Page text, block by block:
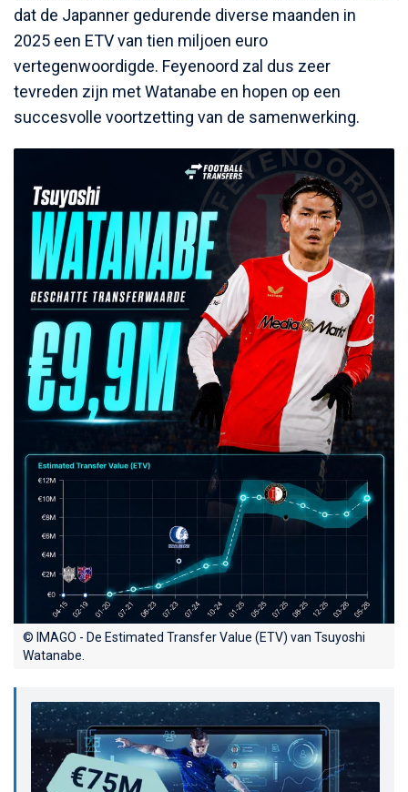
dat de Japanner gedurende diverse maanden in
2025 een ETV van tien miljoen euro
vertegenwoordigde. Feyenoord zal dus zeer
tevreden zijn met Watanabe en hopen op een
succesvolle voortzetting van de samenwerking.
© IMAGO - De Estimated Transfer Value (ETV) van Tsuyoshi
Watanabe.